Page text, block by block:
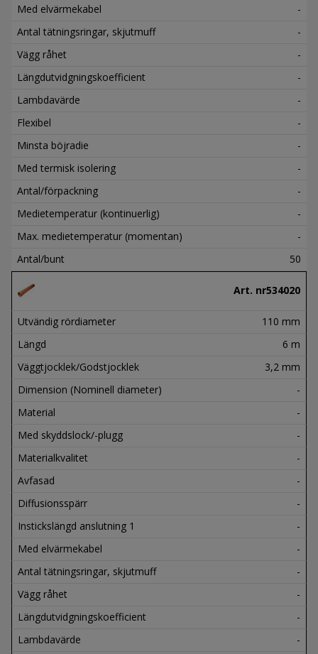
Med elvärmekabel
-
Antal tätningsringar, skjutmuff
-
Vägg råhet
-
Längdutvidgningskoefficient
-
Lambdavärde
-
Flexibel
-
Minsta böjradie
-
Med termisk isolering
-
Antal/förpackning
-
Medietemperatur (kontinuerlig)
-
Max. medietemperatur (momentan)
-
Antal/bunt
50
Art. nr534020
Utvändig rördiameter
110 mm
Längd
6 m
Väggtjocklek/Godstjocklek
3,2 mm
Dimension (Nominell diameter)
-
Material
-
Med skyddslock/-plugg
-
Materialkvalitet
-
Avfasad
-
Diffusionsspärr
-
Instickslängd anslutning 1
-
Med elvärmekabel
-
Antal tätningsringar, skjutmuff
-
Vägg råhet
-
Längdutvidgningskoefficient
-
Lambdavärde
-